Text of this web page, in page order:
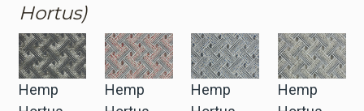
Hortus)
Hemp
Hemp
Hemp
Hemp